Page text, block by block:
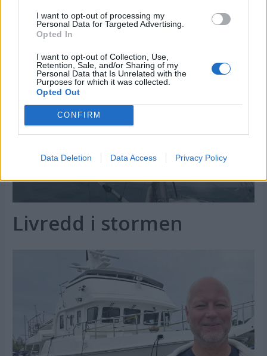
I want to opt-out of processing my
Personal Data for Targeted Advertising.
Opted In
I want to opt-out of Collection, Use,
Retention, Sale, and/or Sharing of my
Personal Data that Is Unrelated with the
Purposes for which it was collected.
Opted Out
CONFIRM
Data Deletion Data Access Privacy Policy
På rek langs kysten med
Elisabeth og Per
Livredd i stormen